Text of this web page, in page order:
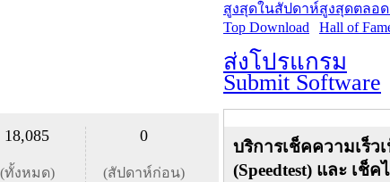
18,085
(ทั้งหมด)
0
(สัปดาห์ก่อน)
สูงสุดในสัปดาห์
Top Download
สูงสุดตลอ
Hall of
ส่งโปรแกรม
Submit Software
บริการเช็คความเร็ว
(Speedtest) และ เช็ค